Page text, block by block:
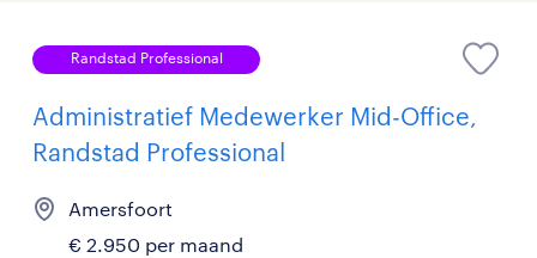
Randstad Professional
Administratief Medewerker Mid-Office,
Randstad Professional
Amersfoort
€ 2.950 per maand